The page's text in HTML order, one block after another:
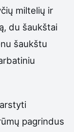
miltelių ir
du šaukštai
šaukštu
pagrindus